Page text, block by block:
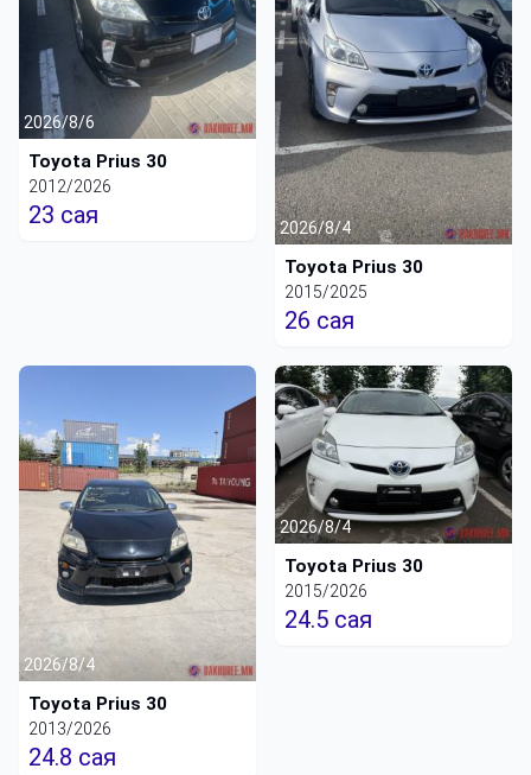
2026/8/6
Toyota Prius 30
2012/2026
23 сая 2026/8/4
Toyota Prius 30
2015/2025
26 сая
2026/8/4
Toyota Prius 30
2013/2026
24.8 сая
2026/8/4
Toyota Prius 30
2015/2026
24.5 сая